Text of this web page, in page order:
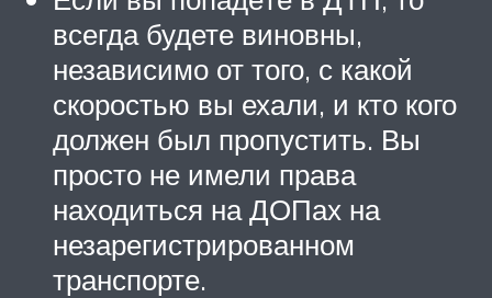
всегда будете виновны,
независимо от того, с какой
скоростью вы ехали, и кто кого
должен был пропустить. Вы
просто не имели права
находиться на ДОПах на
незарегистрированном
транспорте.